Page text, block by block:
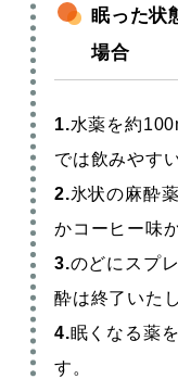
眠った状
場合
1.水薬を約
では飲みやす
2.氷状の麻酔
かコーヒー味
3.のどにスプ
酔は終了いた
4.眠くなる薬
す。